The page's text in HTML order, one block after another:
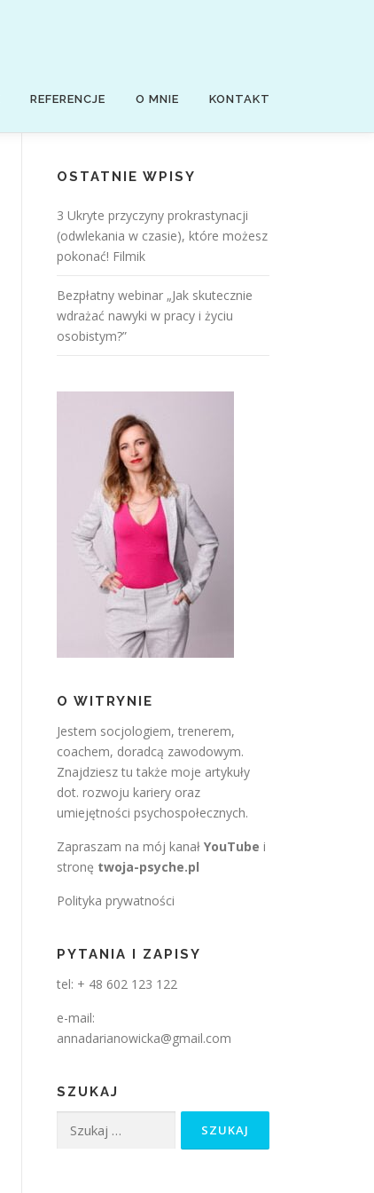
REFERENCJE O MNIE KONTAKT
OSTATNIE WPISY
3 Ukryte przyczyny prokrastynacji
(odwlekania w czasie), które możesz
pokonać! Filmik
Bezpłatny webinar „Jak skutecznie
wdrażać nawyki w pracy i życiu
osobistym?”
O WITRYNIE
Jestem socjologiem, trenerem,
coachem, doradcą zawodowym.
Znajdziesz tu także moje artykuły
dot. rozwoju kariery oraz
umiejętności psychospołecznych.
Zapraszam na mój kanał YouTube i
stronę twoja-psyche.pl
Polityka prywatności
PYTANIA I ZAPISY
tel: + 48 602 123 122
e-mail:
annadarianowicka@gmail.com
SZUKAJ